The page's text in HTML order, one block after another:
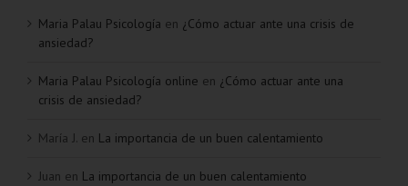
Maria Palau Psicología en ¿Cómo actuar ante una crisis de
ansiedad?
Maria Palau Psicología online en ¿Cómo actuar ante una
crisis de ansiedad?
María J. en La importancia de un buen calentamiento
Juan en La importancia de un buen calentamiento